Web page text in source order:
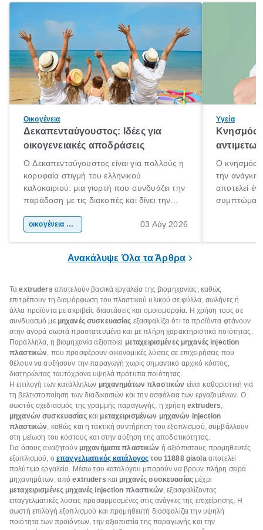
Οικογένεια
Δεκαπενταύγουστος: Ιδέες για
οικογενειακές αποδράσεις
Ο Δεκαπενταύγουστος είναι για πολλούς η
κορυφαία στιγμή του ελληνικού
καλοκαιριού: μια γιορτή που συνδυάζει την
παράδοση με τις διακοπές και δίνει την
χώρας. Είτε πρόκειται για λίγες μέρες
οικογένεια & παιδί 03 Αύγ 2026
Υγεία
Κνησμός:
Ο κνησμός
την ανάγκη
αποτελεί
Ανακάλυψε Όλα τα Άρθρα
Ταextruders αποτελούν βασικά εργαλεία της βιομηχανίας, καθώς
επιτρέπουν τη διαμόρφωση του πλαστικού υλικού σε φύλλα, σωλήνες ή
άλλα προϊόντα με ακριβείς διαστάσεις και ομοιομορφία. Η χρήση τους σε
συνδυασμό με μηχανές συσκευασίας εξασφαλίζει ότι τα προϊόντα φτάνουν
στην αγορά σωστά προστατευμένα και με πλήρη χαρακτηριστικά ποιότητας.
Παράλληλα, η βιομηχανία αξιοποιεί μεταχειρισμένες μηχανές injection
πλαστικών, που προσφέρουν οικονομικές λύσεις σε επιχειρήσεις που
θέλουν να αυξήσουν την παραγωγή χωρίς σημαντικό αρχικό κόστος,
διατηρώντας ταυτόχρονα υψηλά πρότυπα ποιότητας.
Η επιλογή των κατάλληλων μηχανημάτων πλαστικών είναι καθοριστική για
τη βελτιστοποίηση των διαδικασιών και την ασφάλεια των εργαζομένων. Ο
σωστός σχεδιασμός της γραμμής παραγωγής, η χρήση extruders,
μηχανών συσκευασίαςκαι μεταχειρισμένων μηχανών injection
πλαστικών, καθώς και η τακτική συντήρηση του εξοπλισμού, συμβάλλουν
στη μείωση του κόστους και στην αύξηση της αποδοτικότητας.
Για όσους αναζητούν μηχανήματα πλαστικών ή αξιόπιστους προμηθευτές
εξοπλισμού, ο επαγγελματικός κατάλογος του 11888 giaolaαποτελεί
πολύτιμο εργαλείο. Μέσω του καταλόγου μπορούν να βρουν πλήρη σειρά
μηχανημάτων, απόextruders και μηχανές συσκευασίας μέχρι
μεταχειρισμένες μηχανές injection πλαστικών, εξασφαλίζοντας
επαγγελματικές λύσεις προσαρμοσμένες στις ανάγκες της επιχείρησης. Η
σωστή επιλογή εξοπλισμού και προμηθευτή διασφαλίζει την υψηλή
ποιότητα των προϊόντων, την αξιοπιστία της παραγωγής και την